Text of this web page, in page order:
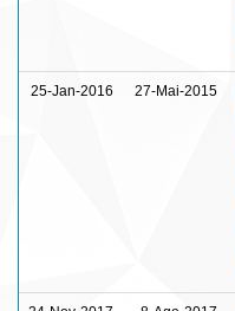
25-Jan-2016 27-Mai-2015